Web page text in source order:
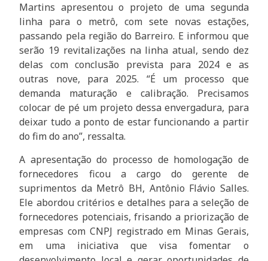
Martins apresentou o projeto de uma segunda
linha para o metrô, com sete novas estações,
passando pela região do Barreiro. E informou que
serão 19 revitalizações na linha atual, sendo dez
delas com conclusão prevista para 2024 e as
outras nove, para 2025. “É um processo que
demanda maturação e calibração. Precisamos
colocar de pé um projeto dessa envergadura, para
deixar tudo a ponto de estar funcionando a partir
do fim do ano”, ressalta.
A apresentação do processo de homologação de
fornecedores ficou a cargo do gerente de
suprimentos da Metrô BH, Antônio Flávio Salles.
Ele abordou critérios e detalhes para a seleção de
fornecedores potenciais, frisando a priorização de
empresas com CNPJ registrado em Minas Gerais,
em uma iniciativa que visa fomentar o